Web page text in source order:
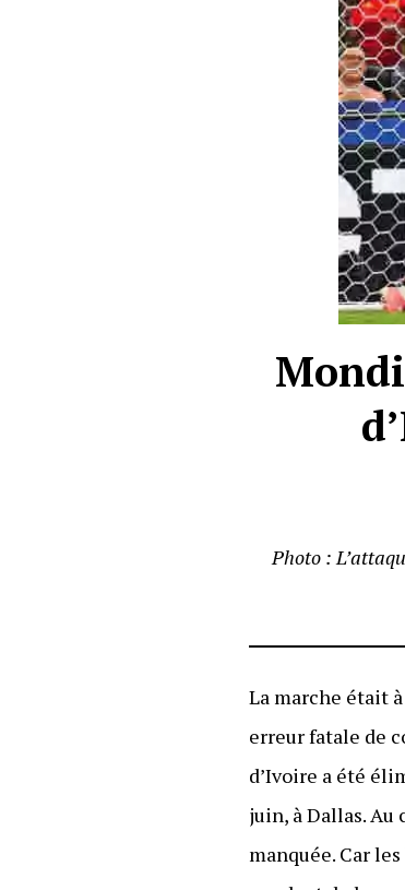
Photo :
La marche était
erreur fatale de
d’Ivoire a été
juin, à Dallas.
manquée. Car